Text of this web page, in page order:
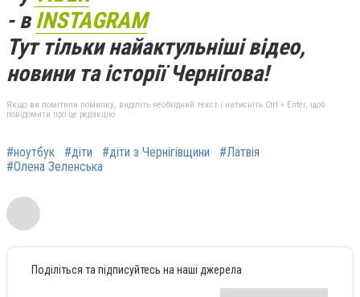
- вINSTAGRAM
Тут тільки найактульніші відео,
новини та історії Чернігова!
Якщо ви помітили помилку, виділіть необхідний текст і натисніть Ctrl + Enter, щоб
повідомити про це редакцію
#ноутбук #діти #діти з Чернігівщини
#Латвія
#Олена Зеленська
Поділіться та підписуйтесь на наші джерела